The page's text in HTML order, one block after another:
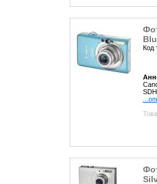
Код